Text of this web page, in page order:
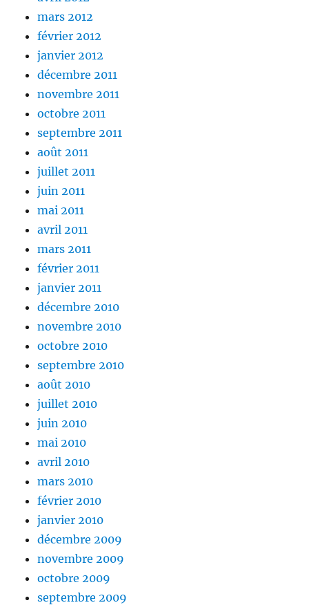
mars 2012
février 2012
janvier 2012
décembre 2011
novembre 2011
octobre 2011
septembre 2011
août 2011
juillet 2011
juin 2011
mai 2011
avril 2011
mars 2011
février 2011
janvier 2011
décembre 2010
novembre 2010
octobre 2010
septembre 2010
août 2010
juillet 2010
juin 2010
mai 2010
avril 2010
mars 2010
février 2010
janvier 2010
décembre 2009
novembre 2009
octobre 2009
septembre 2009